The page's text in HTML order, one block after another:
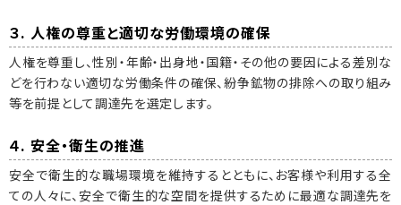
３. 人権の尊重と適切な労働環境の確保
人権を尊重し、性別・年齢・出身地・国籍・その他の要因による差別な
どを行わない適切な労働条件の確保、紛争鉱物の排除への取り組み
等を前提として調達先を選定します。
４. 安全・衛生の推進
安全で衛生的な職場環境を維持するとともに、お客様や利用する全
ての人々に、安全で衛生的な空間を提供するために最適な調達先を